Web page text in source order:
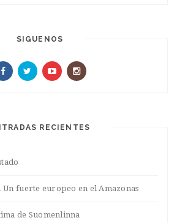
SIGUENOS
RECIENTES
fuerte europeo en el Amazonas
de Suomenlinna